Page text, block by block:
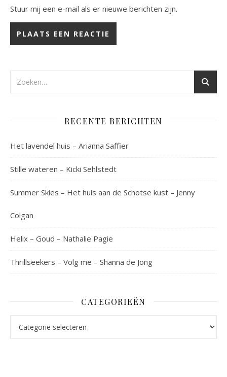
Stuur mij een e-mail als er nieuwe berichten zijn.
RECENTE BERICHTEN
Het lavendel huis – Arianna Saffier
Stille wateren – Kicki Sehlstedt
Summer Skies – Het huis aan de Schotse kust – Jenny
Colgan
Helix – Goud – Nathalie Pagie
Thrillseekers – Volg me – Shanna de Jong
CATEGORIEËN